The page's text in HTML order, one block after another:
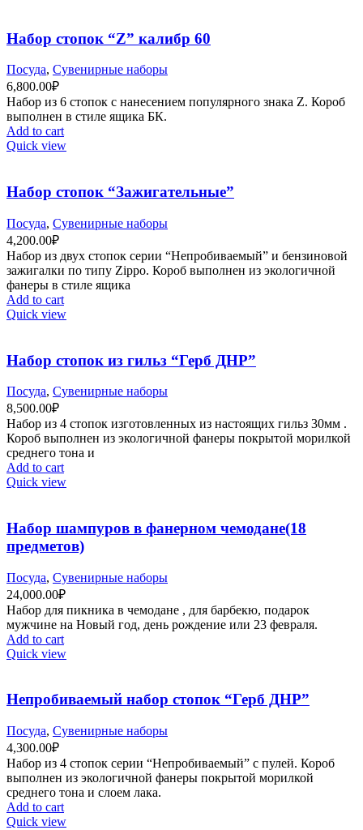
Набор стопок “Z” калибр 60
Посуда, Сувенирные наборы
6,800.00₽
Набор из 6 стопок с нанесением популярного знака Z. Короб
выполнен в стиле ящика БК.
Add to cart
Quick view
Набор стопок “Зажигательные”
Посуда, Сувенирные наборы
4,200.00₽
Набор из двух стопок серии “Непробиваемый” и бензиновой
зажигалки по типу Zippo. Короб выполнен из экологичной
фанеры в стиле ящика
Add to cart
Quick view
Набор стопок из гильз “Герб ДНР”
Посуда, Сувенирные наборы
8,500.00₽
Набор из 4 стопок изготовленных из настоящих гильз 30мм .
Короб выполнен из экологичной фанеры покрытой морилкой
среднего тона и
Add to cart
Quick view
Набор шампуров в фанерном чемодане(18
предметов)
Посуда, Сувенирные наборы
24,000.00₽
Набор для пикника в чемодане , для барбекю, подарок
мужчине на Новый год, день рождение или 23 февраля.
Add to cart
Quick view
Непробиваемый набор стопок “Герб ДНР”
Посуда, Сувенирные наборы
4,300.00₽
Набор из 4 стопок серии “Непробиваемый” с пулей. Короб
выполнен из экологичной фанеры покрытой морилкой
среднего тона и слоем лака.
Add to cart
Quick view